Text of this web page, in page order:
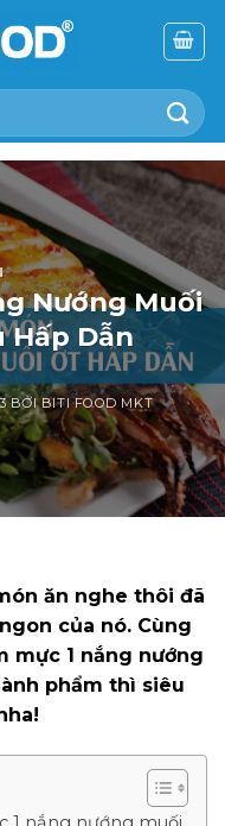
Nướng Muối
Hấp Dẫn
BỞI BITI FOOD MKT
ăn nghe thôi đã
của nó. Cùng
mực 1 nắng nướng
phẩm thì siêu